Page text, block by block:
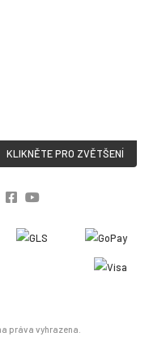
KLIKNĚTE PRO ZVĚTŠENÍ
práva vyhrazena.